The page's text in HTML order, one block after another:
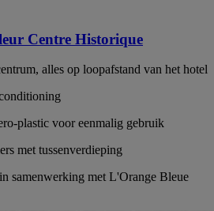
Centre Historique
alles op loopafstand van het hotel
plastic voor eenmalig gebruik
met tussenverdieping
samenwerking met L'Orange Bleue